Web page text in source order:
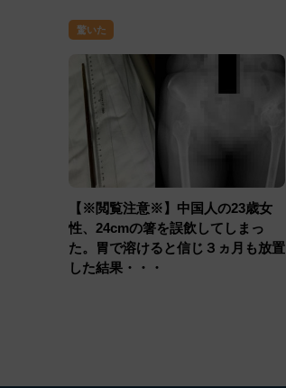
驚いた
【※閲覧注意※】中国人の23歳女
性、24cmの箸を誤飲してしまっ
た。胃で溶けると信じ３ヵ月も放置
した結果・・・